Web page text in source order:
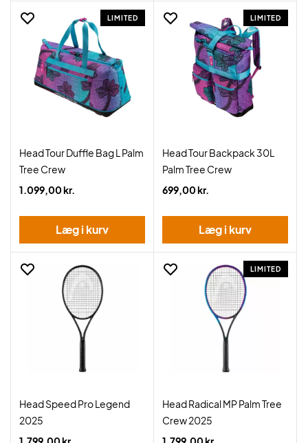
LIMITED
Head Tour Duffle Bag L Palm
Tree Crew
1.099,00 kr.
Læg i kurv
LIMITED
Head Tour Backpack 30L
Palm Tree Crew
699,00 kr.
Læg i kurv
Head Speed Pro Legend
2025
LIMITED
Head Radical MP Palm Tree
Crew 2025